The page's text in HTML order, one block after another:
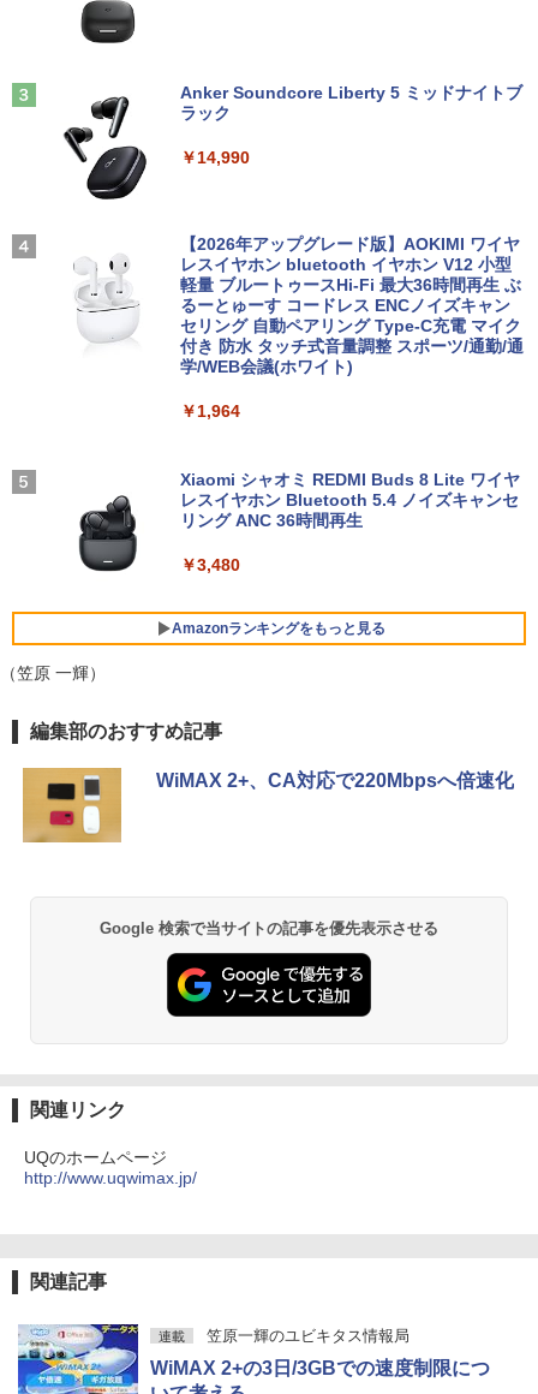
￥19,800
GB SSD1TB 薄い軽い FHD液晶 type-C
WIFI Bluetooth 中古ノートパソコン Off
ice付き 5GWIFI Bluetooth最新Microso
ftOffice2024可 Windows11
￥16,500
代Core i5-10210u/ 8GB/ 爆速256GB-SS
D/ カメラ/ 無線Wi-Fi6/ Office付き/ Win1
1【中古ノートパソコン 中古パソコン 中
送（Windows10も対応可能/ Win10）
世代CPU メモリ12GB SSD480GB 15イ
メラ 無線LAN テンキー 1年保証 レビュ
ー特典：WPS Office Bランク パソコン
【★最大100%ポイント】【新生活応援・
2026】【Office 2019 H&B】HP デスク
Core i7/メモリ:8GB/16GB/32GB/SSD:2
￥49,800
「3500U/4300Uより速い」 NiPoGi ミニ
pc Ryzen Embedded R2544初登場 8G
11 Pro 動作より高速 4K×3画面出力 ミニ
FI5/BT4.2 省電力 オフィス/学習向け P2
￥33,800
5
デスクトップパソコン パソコン 新品 Off
ice付き インテル Core i3-2350M~i5-135
26
￥46,980
ンチ 144Hz 1ms IPS フルHD ノングレア
ス TERRA 2441W
￥9,999
モバイルモニター 15.6インチ InnoView
FHD ポータブルモニター IPS液晶パネル
SBType-C/標準HDMI対応【選べる種
類】タッチ/ケース付き/4Kタイプ
DELL デル E2417H LED液晶モニター 2
3.8インチワイド ブラック 1920×1080
古】
￥5,300
￥2,728
Fメディアワークス ]
￥6,600
Anker Soundcore Liberty 5 ミッドナイトブ
ラック
￥14,990
【2026年アップグレード版】AOKIMI ワイヤ
レスイヤホン bluetooth イヤホン V12 小型
軽量 ブルートゥースHi-Fi 最大36時間再生 ぶ
るーとゅーす コードレス ENCノイズキャン
セリング 自動ペアリング Type-C充電 マイク
付き 防水 タッチ式音量調整 スポーツ/通勤/通
学/WEB会議(ホワイト)
￥1,964
Xiaomi シャオミ REDMI Buds 8 Lite ワイヤ
レスイヤホン Bluetooth 5.4 ノイズキャンセ
リング ANC 36時間再生
￥3,480
Amazonランキングをもっと見る
BRUCE WAYNE feat. Flo Milli, ATL Jacob
[Explicit]
￥250
[Explicit]
On My Road (Stadium ver.)
BUGS LIFE
￥250
【Amazon.co.jp限定】 い・ろ・は・す 2L P
ET ラベルレス ×8本
￥1,112
富士山の天然水 バナジウム含有 水 ミネラル
ウォーター ペットボトル 静岡県産 500ミリリ
ットル (Smart Basic)
￥1,380
コカ・コーラ やかんの麦茶 from 爽健美茶 ラ
ベルレス 650mlPET×24本
薬屋のひとりごと 17巻 (デジタル版ビッグガ
ンガンコミックス)
￥770
エース)
クスDIGITAL)
HUNTER×HUNTER モノクロ版 39 (ジャンプ
スーパーの裏でヤニ吸うふたり 9巻 (デジタル
版ビッグガンガンコミックス)
（笠原 一輝）
編集部のおすすめ記事
WiMAX 2+、CA対応で220Mbpsへ倍速化
Google 検索で当サイトの記事を優先表示させる
関連リンク
UQのホームページ
http://www.uqwimax.jp/
関連記事
連載 笠原一輝のユビキタス情報局
WiMAX 2+の3日/3GBでの速度制限につ